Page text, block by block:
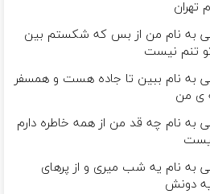
تهران
به نام من از بس كه شكستم بین
تنم نیست
به نام ببین تا جاده هست و همسفر
ی من
به نام چه قد من از همه خاطره دارم
به نام یه شب میرى و از پرهای
دونش